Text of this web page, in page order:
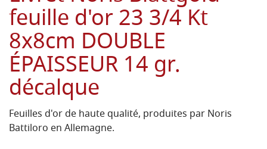
feuille d'or 23 3/4 Kt
8x8cm DOUBLE
ÉPAISSEUR 14 gr.
décalque
Feuilles d'or de haute qualité, produites par Noris
Battiloro en Allemagne.